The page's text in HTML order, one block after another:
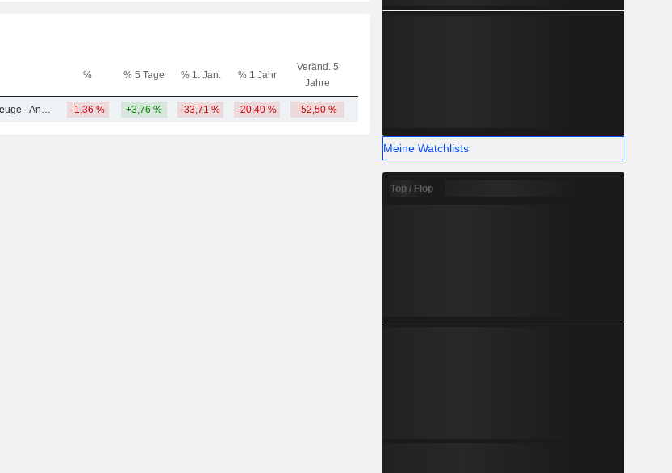
% % 5 Tage % 1. Jan. % 1 Jahr
Veränd. 5
Jahre
Schwermaschinen und Fahrzeuge - Andere -1,36 % +3,76 % -33,71 % -20,40 % -52,50 %
Meine Watchlists
Top / Flop